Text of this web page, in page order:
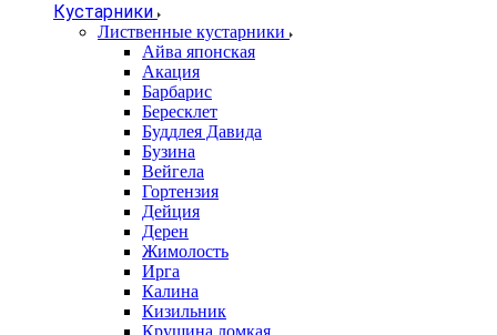
Кустарники
Лиственные кустарники
Айва японская
Акация
Барбарис
Бересклет
Буддлея Давида
Бузина
Вейгела
Гортензия
Дейция
Дерен
Жимолость
Ирга
Калина
Кизильник
Крушина ломкая